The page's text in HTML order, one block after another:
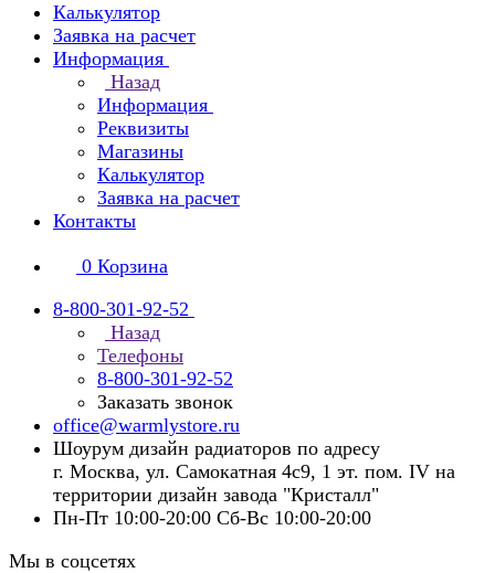
Калькулятор
Заявка на расчет
Информация
Назад
Информация
Реквизиты
Магазины
Калькулятор
Заявка на расчет
Контакты
0 Корзина
8-800-301-92-52
Назад
Телефоны
8-800-301-92-52
Заказать звонок
office@warmlystore.ru
Шоурум дизайн радиаторов по адресу
г. Москва, ул. Самокатная 4с9, 1 эт. пом. IV на
территории дизайн завода "Кристалл"
Пн-Пт 10:00-20:00 Сб-Вс 10:00-20:00
Мы в соцсетях